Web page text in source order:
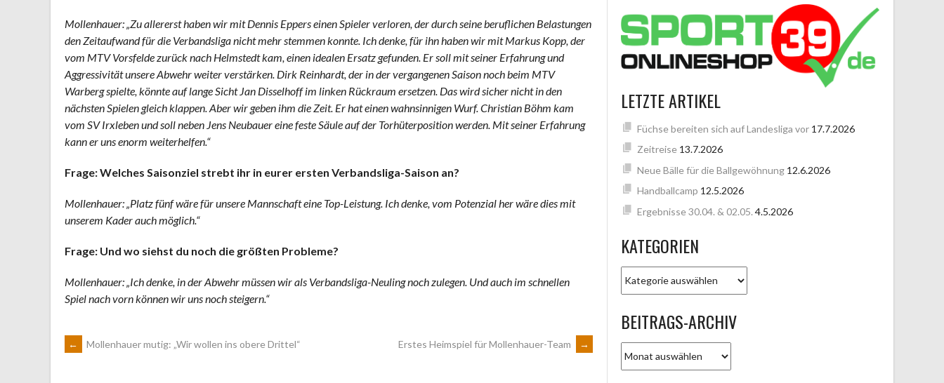
Mollenhauer: „Zu allererst haben wir mit Dennis Eppers einen Spieler verloren, der durch seine beruflichen Belastungen
den Zeitaufwand für die Verbandsliga nicht mehr stemmen konnte. Ich denke, für ihn haben wir mit Markus Kopp, der
vom MTV Vorsfelde zurück nach Helmstedt kam, einen idealen Ersatz gefunden. Er soll mit seiner Erfahrung und
Aggressivität unsere Abwehr weiter verstärken. Dirk Reinhardt, der in der vergangenen Saison noch beim MTV
Warberg spielte, könnte auf lange Sicht Jan Disselhoff im linken Rückraum ersetzen. Das wird sicher nicht in den
nächsten Spielen gleich klappen. Aber wir geben ihm die Zeit. Er hat einen wahnsinnigen Wurf. Christian Böhm kam
vom SV Irxleben und soll neben Jens Neubauer eine feste Säule auf der Torhüterposition werden. Mit seiner Erfahrung
kann er uns enorm weiterhelfen.“
Frage: Welches Saisonziel strebt ihr in eurer ersten Verbandsliga-Saison an?
Mollenhauer: „Platz fünf wäre für unsere Mannschaft eine Top-Leistung. Ich denke, vom Potenzial her wäre dies mit
unserem Kader auch möglich.“
Frage: Und wo siehst du noch die größten Probleme?
Mollenhauer: „Ich denke, in der Abwehr müssen wir als Verbandsliga-Neuling noch zulegen. Und auch im schnellen
Spiel nach vorn können wir uns noch steigern.“
ARTIKEL-
← Mollenhauer mutig: „Wir wollen ins obere Drittel“ Erstes Heimspiel für Mollenhauer-Team →
LETZTE ARTIKEL
Füchse bereiten sich auf Landesliga vor 17.7.2026
Zeitreise 13.7.2026
Neue Bälle für die Ballgewöhnung 12.6.2026
Handballcamp 12.5.2026
Ergebnisse 30.04. & 02.05. 4.5.2026
KATEGORIEN
BEITRAGS-ARCHIV
ARCHIV